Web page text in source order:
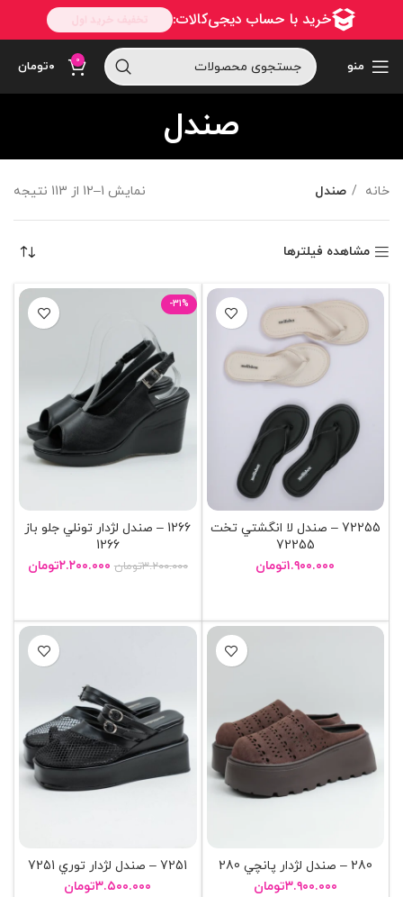
منو 0 ۰تومان
صندل
خانه صندل نمایش 1–12 از 113 نتیجه
مشاهده فیلترها
72255 – صندل لا انگشتي تخت
72255
۱.۹۰۰.۰۰۰تومان
-31%
1266 – صندل لژدار تونلي جلو باز
1266
۳.۲۰۰.۰۰۰تومان ۲.۲۰۰.۰۰۰تومان
280 – صندل لژدار پانچي 280
۳.۹۰۰.۰۰۰تومان
7251 – صندل لژدار توري 7251
۳.۵۰۰.۰۰۰تومان